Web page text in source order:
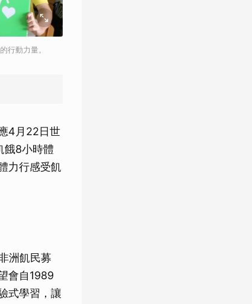
行動力量。
4月22日世
餓8小時體
力行感受飢
洲飢民募
會自1989
式學習，讓